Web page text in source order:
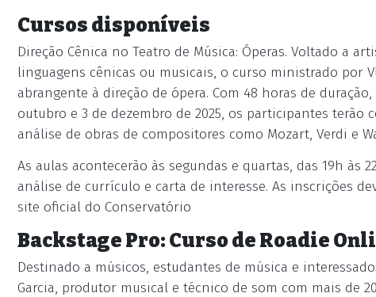
Cursos disponíveis
Direção Cênica no Teatro de Música: Óperas. Voltado a
linguagens cênicas ou musicais, o curso ministrado por
abrangente à direção de ópera. Com 48 horas de
outubro e 3 de dezembro de 2025, os participantes
análise de obras de compositores como Mozart, Verdi e
As aulas acontecerão às segundas e quartas, das 19h às
análise de currículo e carta de interesse. As inscrições
site oficial do Conservatório
Backstage Pro: Curso de Roadie
Destinado a músicos, estudantes de música e
Garcia, produtor musical e técnico de som com mais de